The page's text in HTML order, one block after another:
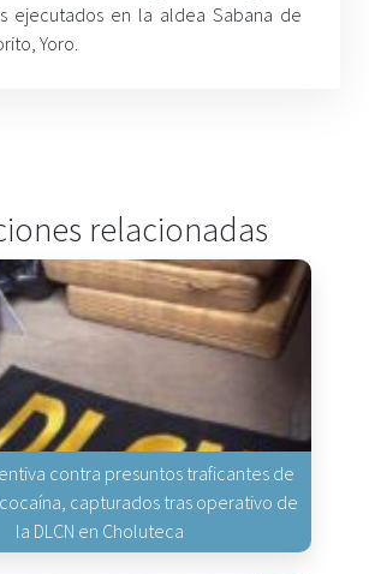
ejecutados en la aldea Sabana de
Yoro.
relacionadas
contra presuntos traficantes de
capturados tras operativo de
la DLCN en Choluteca